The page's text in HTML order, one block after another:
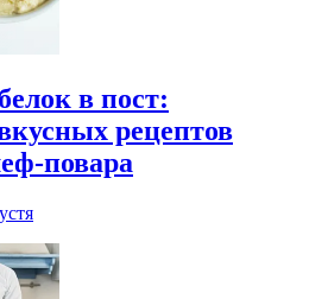
в пост:
рецептов
повара